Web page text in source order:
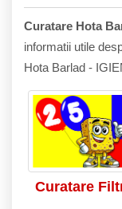
Curatare Hota
informatii utile
Hota Barlad -
Curatare